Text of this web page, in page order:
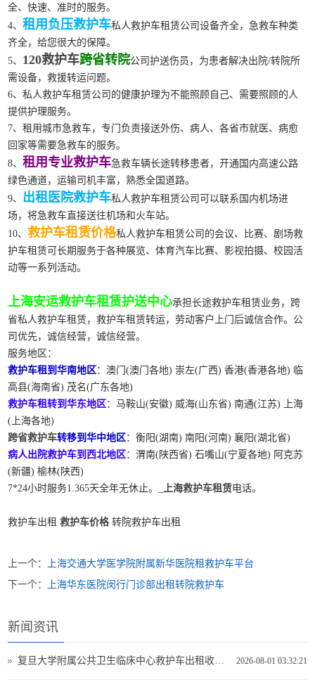
全、快速、准时的服务。
4、租用负压救护车私人救护车租赁公司设备齐全，急救车种类
齐全，给您很大的保障。
5、 120救护车跨省转院公司护送伤员，为患者解决出院/转院所
需设备，救援转运问题。
6、私人救护车租赁公司的健康护理为不能照顾自己、需要照顾的人
提供护理服务。
7、租用城市急救车，专门负责接送外伤、病人、各省市就医、病愈
回家等需要急救车的服务。
8、租用专业救护车急救车辆长途转移患者，开通国内高速公路
绿色通道，运输司机丰富，熟悉全国道路。
9、 出租医院救护车私人救护车租赁公司可以联系国内机场进
场，将急救车直接送往机场和火车站。
10、救护车租赁价格私人救护车租赁公司的会议、比赛、剧场救
护车租赁可长期服务于各种展览、体育汽车比赛、影视拍摄、校园活
动等一系列活动。
上海安运救护车租赁护送中心承担长途救护车租赁业务，跨
省私人救护车租赁，救护车租赁转运，劳动客户上门后诚信合作。公
司优先，诚信经营，诚信经营。
服务地区：
救护车租到华南地区 ：澳门(澳门各地) 崇左(广西) 香港(香港各地) 临
高县(海南省) 茂名(广东各地)
救护车租转到华东地区 ：马鞍山(安徽) 威海(山东省) 南通(江苏) 上海
(上海各地)
跨省救护车转移到华中地区 ：衡阳(湖南) 南阳(河南) 襄阳(湖北省)
病人出院救护车到西北地区 ：渭南(陕西省) 石嘴山(宁夏各地) 阿克苏
(新疆) 榆林(陕西)
7*24小时服务1.365天全年无休止。_
上海救护车租赁电话。
救护车出租救护车价格 转院救护车出租
上一个：
上海交通大学医学院附属新华医院租救护车平台
下一个：
上海华东医院闵行门诊部出租转院救护车
新闻资讯
2026-08-01 03:32:21